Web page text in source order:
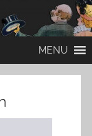
MENU